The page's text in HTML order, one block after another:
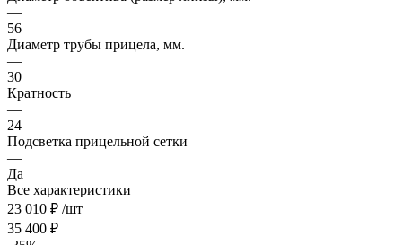
—
56
Диаметр трубы прицела, мм.
—
30
Кратность
—
24
Подсветка прицельной сетки
—
Да
Все характеристики
23 010 ₽ /шт
35 400 ₽